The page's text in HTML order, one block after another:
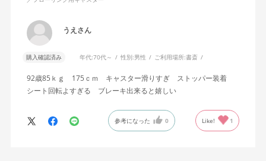
うえさん
購入確認済み 年代:70代～ 性別:男性 ご利用場所:書斎
92歳85ｋｇ 175ｃｍ キャスター滑りすぎ ストッパー装着
シート回転よすぎる ブレーキ出来ると嬉しい
参考になった 0 Like! 1